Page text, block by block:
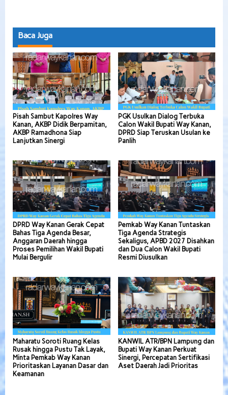
Baca Juga
Pisah Sambut Kapolres Way
Kanan, AKBP Didik Berpamitan,
AKBP Ramadhona Siap
Lanjutkan Sinergi
PGK Usulkan Dialog Terbuka
Calon Wakil Bupati Way Kanan,
DPRD Siap Teruskan Usulan ke
Panlih
DPRD Way Kanan Gerak Cepat
Bahas Tiga Agenda Besar,
Anggaran Daerah hingga
Proses Pemilihan Wakil Bupati
Mulai Bergulir
Pemkab Way Kanan Tuntaskan
Tiga Agenda Strategis
Sekaligus, APBD 2027 Disahkan
dan Dua Calon Wakil Bupati
Resmi Diusulkan
Maharatu Soroti Ruang Kelas
Rusak hingga Pustu Tak Layak,
Minta Pemkab Way Kanan
Prioritaskan Layanan Dasar dan
Keamanan
KANWIL ATR/BPN Lampung dan
Bupati Way Kanan Perkuat
Sinergi, Percepatan Sertifikasi
Aset Daerah Jadi Prioritas